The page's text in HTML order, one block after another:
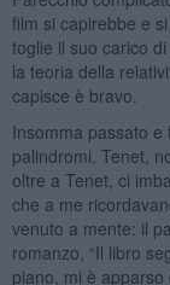
film si capirebbe e
toglie il suo carico
la teoria della
capisce è bravo.
Insomma passato
palindromi. Tenet,
oltre a Tenet, ci
che a me
venuto a mente: il
romanzo, “Il libro
piano, mi è